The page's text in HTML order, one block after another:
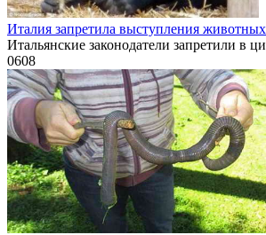
Италия запретила выступления
Итальянские законодатели запретили в
0608